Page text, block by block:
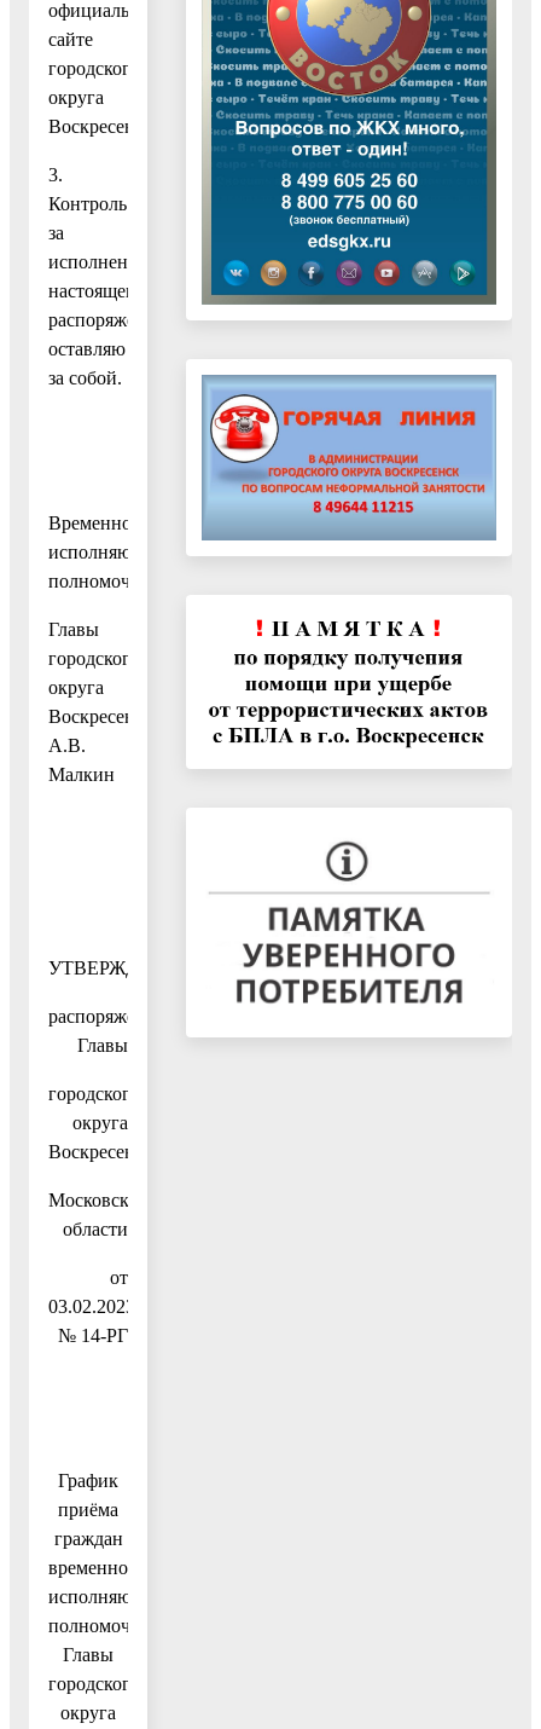
официальном
сайте
городского
округа
Воскресенск.
3.
Контроль
за
исполнением
настоящего
распоряжения
оставляю
за собой.
Временно
исполняющий
полномочия
Главы
городского
округа
Воскресенск
А.В.
Малкин
УТВЕРЖДЕН
распоряжением
Главы
городского
округа
Воскресенск
Московской
области
от
03.02.2023
№ 14-РГ
График
приёма
граждан
временно
исполняющим
полномочия
Главы
городского
округа